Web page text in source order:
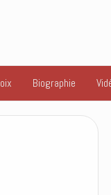
Biographie